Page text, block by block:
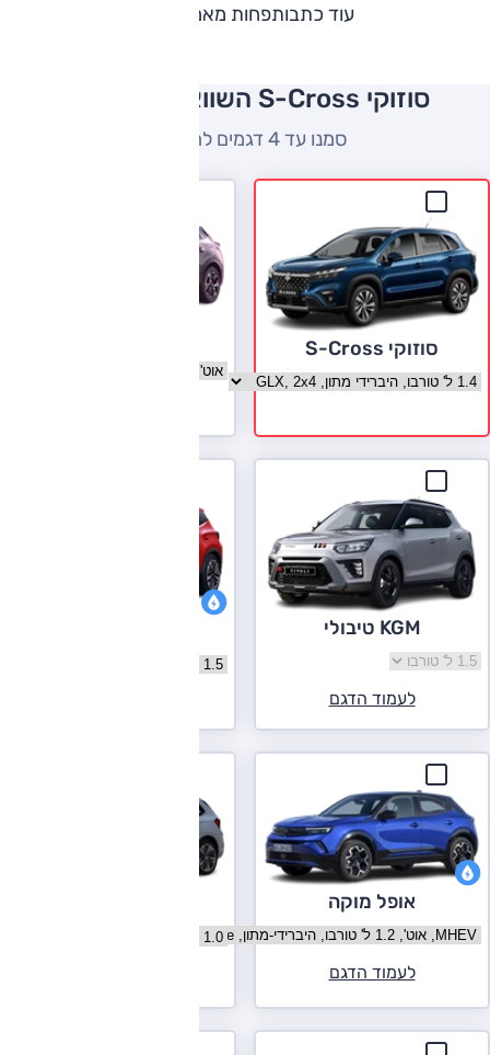
עוד כתבותפחות מאמרים
סוזוקי S-Cross השוואה למתחרים
סמנו עד 4 דגמים להשוואה
סוזוקי S-Cross
בחר גרסה סוזוקי S-Cross
בחר גרסה פיג'ו 2008
KGM טיבולי
בחר גרסה KGM טיבולי
לעמוד הדגם
בחר גרסה צ'רי טיגו 4 פרו
אופל מוקה
בחר גרסה אופל מוקה
לעמוד הדגם
בחר גרסה סקודה קאמיק